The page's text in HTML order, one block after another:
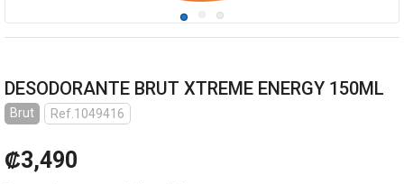
DESODORANTE BRUT XTREME ENERGY 150ML
Brut Ref.1049416
₡3,490